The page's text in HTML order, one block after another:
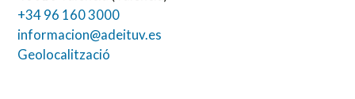
+34 96 160 3000
informacion@adeituv.es
Geolocalització